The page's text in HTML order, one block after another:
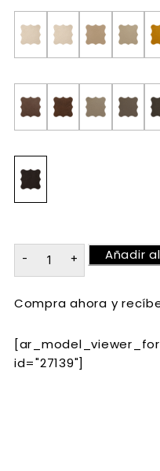
Añadir
Compra ahora y
id="27139"]